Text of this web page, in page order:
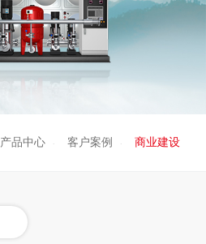
产品中心 客户案例 商业建设